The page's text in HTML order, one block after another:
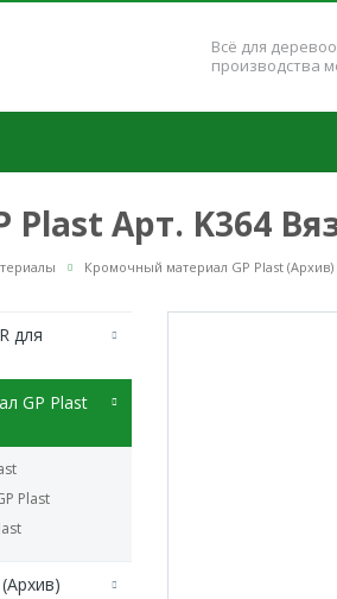
Всё для
производства
Plast Арт. K364
Кромочный материал GP Plast (Архив)
для
GP Plast
Plast